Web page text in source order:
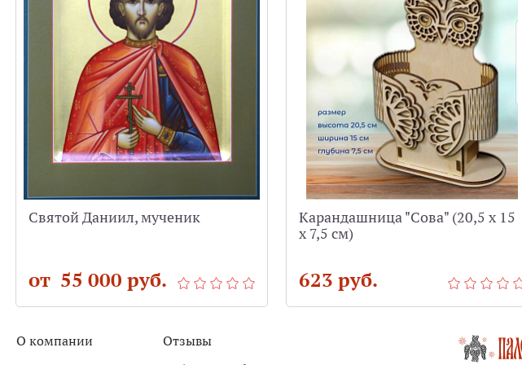
Святой Даниил, мученик
от 55 000 руб.
Карандашница "Сова" (20,5 х 15
х 7,5 см)
623 руб.
О компании
Отзывы